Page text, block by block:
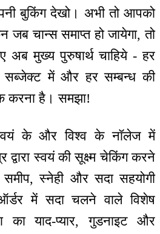
बुकिंग देखो। अभी तो आपको
जब चान्स समाप्त हो जायेगा, तो
अब मुख्य पुरुषार्थ चाहिये - हर
में और हर सम्बन्ध की
करना है। समझा!
स्वयं के और विश्व के नॉलेज में
द्वारा स्वयं की सूक्ष्म चेकिंग करने
समीप, स्नेही और सदा सहयोगी
में सदा चलने वाले विशेष
का याद-प्यार, गुडनाइट और